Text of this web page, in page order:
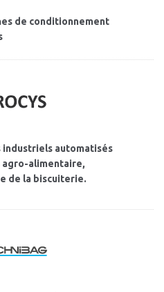
de conditionnement
industriels automatisés
agro-alimentaire,
de la biscuiterie.